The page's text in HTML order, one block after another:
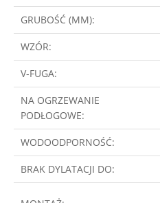
GRUBOŚĆ (MM):
WZÓR:
V-FUGA:
NA OGRZEWANIE
PODŁOGOWE:
WODOODPORNOŚĆ:
BRAK DYLATACJI DO: